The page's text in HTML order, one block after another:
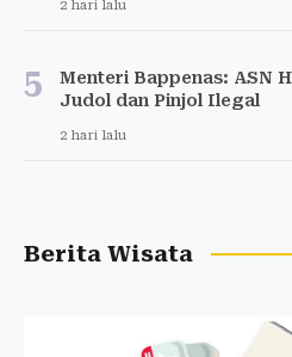
2 hari lalu
5
Menteri Bappenas: ASN
Judol dan Pinjol Ilegal
2 hari lalu
Berita Wisata